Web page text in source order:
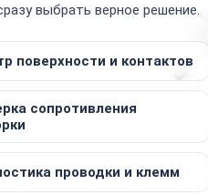
выбрать верное решение.
поверхности и контактов
сопротивления
проводки и клемм